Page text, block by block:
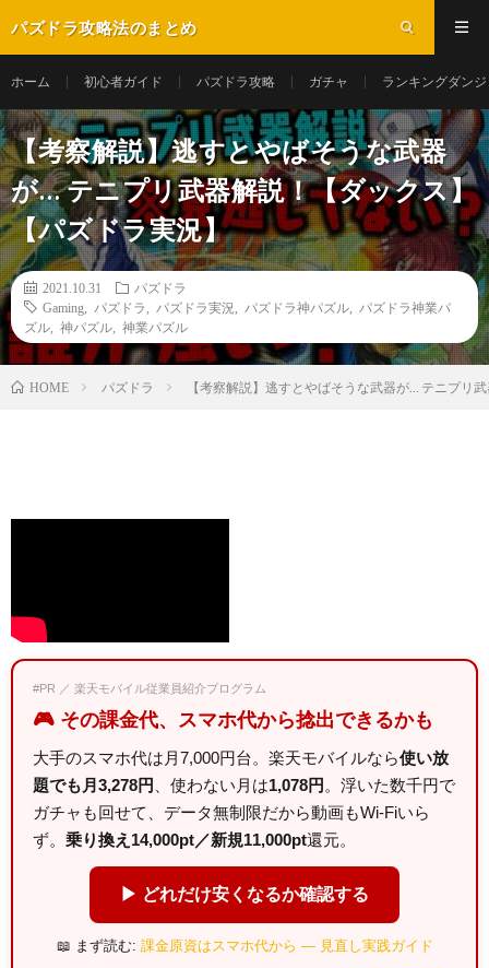
パズドラ攻略法のまとめ
ホーム 初心者ガイド パズドラ攻略 ガチャ ランキングダン
【考察解説】逃すとやばそうな武器
が… テニプリ武器解説！【ダックス】
【パズドラ実況】
2021.10.31
パズドラ
Gaming
パズドラ パズドラ実況 パズドラ神パズル
パズドラ神業パ
ズル
神パズル 神業パズル
HOME パズドラ 【考察解説】逃すとやばそうな武器が… テニプリ
#PR ／ 楽天モバイル従業員紹介プログラム
🎮 その課金代、スマホ代から捻出できるかも
大手のスマホ代は月7,000円台。楽天モバイルなら使い放
題でも月3,278円
、使わない月は1,078円 。浮いた数千円で
ガチャも回せて、データ無制限だから動画もWi-Fiいら
ず。 乗り換え14,000pt／新規11,000pt還元。
▶ どれだけ安くなるか確認する
📖 まず読む: 課金原資はスマホ代から — 見直し実践ガイド